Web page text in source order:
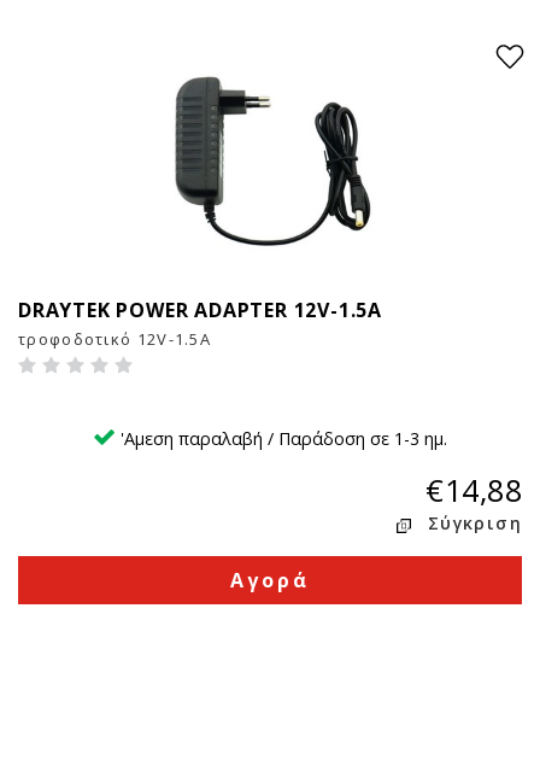
DRAYTEK POWER ADAPTER 12V-1.5A
τροφοδοτικό 12V-1.5A
'Αμεση παραλαβή / Παράδοση σε 1-3 ημ.
€14,88
Σύγκριση
Αγορά